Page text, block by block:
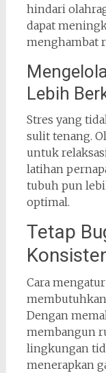
hindari
dapat
menghambat
Lebih
Stres yang
sulit tenang.
untuk
latihan
tubuh pun
optimal.
Tetap
Cara mengatur
Dengan
membangun
lingkungan
menerapkan